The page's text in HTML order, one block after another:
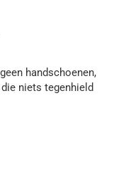
handschoenen,
niets tegenhield